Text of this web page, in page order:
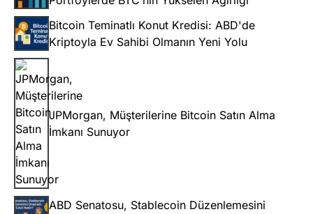
Bitcoin Teminatlı Konut Kredisi: ABD'de
Kriptoyla Ev Sahibi Olmanın Yeni Yolu
JPMorgan, Müşterilerine Bitcoin Satın Alma
İmkanı Sunuyor
ABD Senatosu, Stablecoin Düzenlemesini